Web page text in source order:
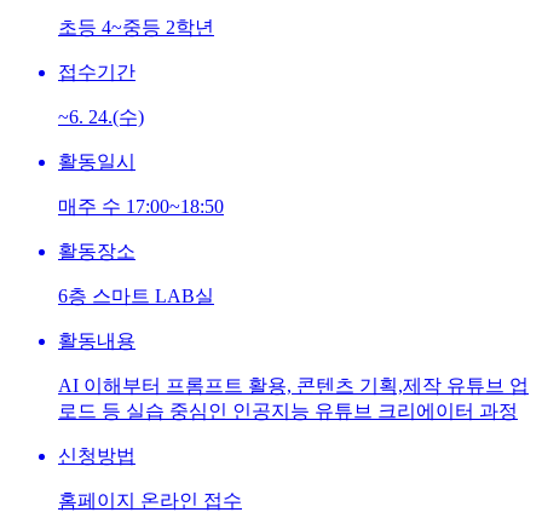
초등 4~중등 2학년
접수기간
~6. 24.(수)
활동일시
매주 수 17:00~18:50
활동장소
6층 스마트 LAB실
활동내용
AI 이해부터 프롬프트 활용, 콘텐츠 기획,제작 유튜브 업
로드 등 실습 중심인 인공지능 유튜브 크리에이터 과정
신청방법
홈페이지 온라인 접수